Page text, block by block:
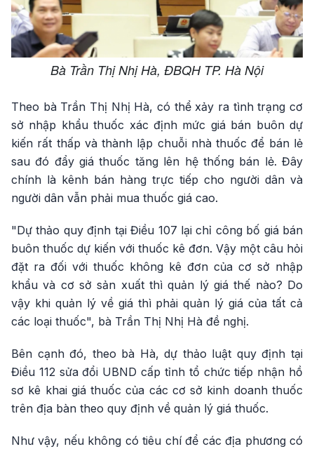
Bà Trần Thị Nhị Hà, ĐBQH TP. Hà Nội
Theo bà Trần Thị Nhị Hà, có thể xảy ra tình trạng cơ
sở nhập khẩu thuốc xác định mức giá bán buôn dự
kiến rất thấp và thành lập chuỗi nhà thuốc để bán lẻ
sau đó đẩy giá thuốc tăng lên hệ thống bán lẻ. Đây
chính là kênh bán hàng trực tiếp cho người dân và
người dân vẫn phải mua thuốc giá cao.
"Dự thảo quy định tại Điều 107 lại chỉ công bố giá bán
buôn thuốc dự kiến với thuốc kê đơn. Vậy một câu hỏi
đặt ra đối với thuốc không kê đơn của cơ sở nhập
khẩu và cơ sở sản xuất thì quản lý giá thế nào? Do
vậy khi quản lý về giá thì phải quản lý giá của tất cả
các loại thuốc", bà Trần Thị Nhị Hà đề nghị.
Bên cạnh đó, theo bà Hà, dự thảo luật quy định tại
Điều 112 sửa đổi UBND cấp tỉnh tổ chức tiếp nhận hồ
sơ kê khai giá thuốc của các cơ sở kinh doanh thuốc
trên địa bàn theo quy định về quản lý giá thuốc.
Như vậy, nếu không có tiêu chí để các địa phương có